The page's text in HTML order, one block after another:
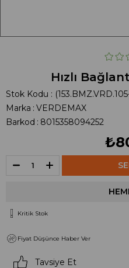
Hızlı
Stok Kodu
Marka : VERDEMAX
Barkod : 8015358094252
Kritik Stok
Fiyat Düşünce Haber Ver
Tavsiye Et